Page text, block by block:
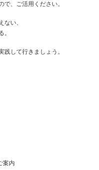
で、ご活用ください。
ない、
。
践して行きましょう。
案内